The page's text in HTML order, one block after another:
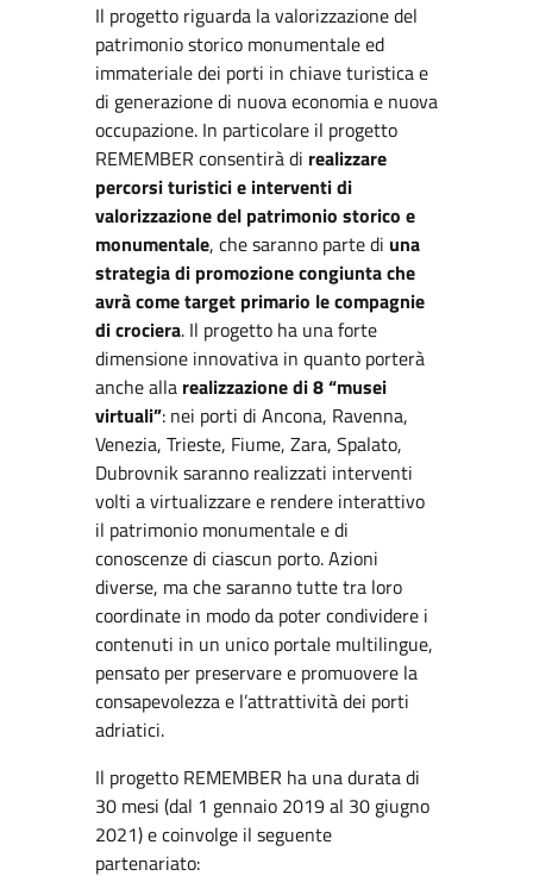
Il progetto riguarda la valorizzazione del
patrimonio storico monumentale ed
immateriale dei porti in chiave turistica e
di generazione di nuova economia e nuova
occupazione. In particolare il progetto
REMEMBER consentirà di realizzare
percorsi turistici e interventi di
valorizzazione del patrimonio storico e
monumentale, che saranno parte di una
strategia di promozione congiunta che
avrà come target primario le compagnie
di crociera. Il progetto ha una forte
dimensione innovativa in quanto porterà
anche alla realizzazione di 8 “musei
virtuali”: nei porti di Ancona, Ravenna,
Venezia, Trieste, Fiume, Zara, Spalato,
Dubrovnik saranno realizzati interventi
volti a virtualizzare e rendere interattivo
il patrimonio monumentale e di
conoscenze di ciascun porto. Azioni
diverse, ma che saranno tutte tra loro
coordinate in modo da poter condividere i
contenuti in un unico portale multilingue,
pensato per preservare e promuovere la
consapevolezza e l’attrattività dei porti
adriatici.
Il progetto REMEMBER ha una durata di
30 mesi (dal 1 gennaio 2019 al 30 giugno
2021) e coinvolge il seguente
partenariato: